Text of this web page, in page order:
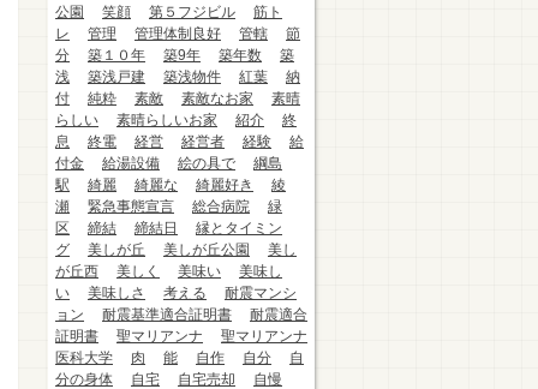
公園
笑顔 第５フジビル
筋ト
レ
管理 管理体制良好 管轄
節
分
築１０年 築9年 築年数
築
浅
築浅戸建 築浅物件 紅葉
納
付
純粋 素敵 素敵なお家
素晴
らしい
素晴らしいお家 紹介
終
息
終電 経営 経営者 経験
給
付金
給湯設備 絵の具で
綱島
駅
綺麗 綺麗な 綺麗好き
綾
瀬
緊急事態宣言 総合病院
緑
区
締結 締結日
縁とタイミン
グ
美しが丘 美しが丘公園
美し
が丘西
美しく 美味い
美味し
い
美味しさ 考える
耐震マンシ
ョン
耐震基準適合証明書
耐震適合
証明書
聖マリアンナ
聖マリアンナ
医科大学
肉 能 自作 自分
自
分の身体
自宅 自宅売却
自慢